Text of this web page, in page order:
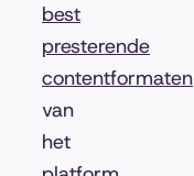
best
presterende
contentformaten
van
het